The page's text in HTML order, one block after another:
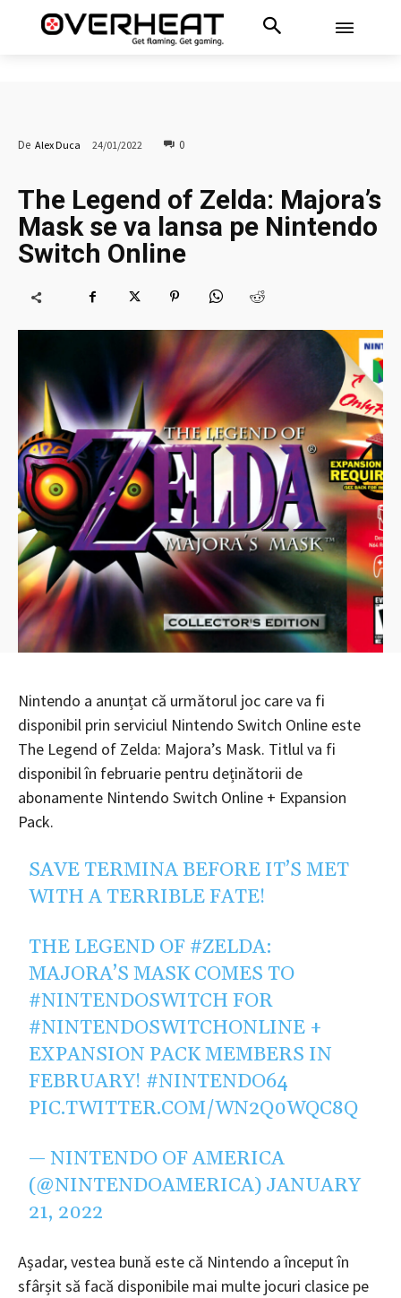
De Alex Duca 24/01/2022 0
The Legend of Zelda: Majora’s
Mask se va lansa pe Nintendo
Switch Online
Nintendo a anunțat că următorul joc care va fi
disponibil prin serviciul Nintendo Switch Online este
The Legend of Zelda: Majora’s Mask. Titlul va fi
disponibil în februarie pentru deținătorii de
abonamente Nintendo Switch Online + Expansion
Pack.
SAVE TERMINA BEFORE IT’S MET
WITH A TERRIBLE FATE!
THE LEGEND OF #ZELDA:
MAJORA’S MASK COMES TO
#NINTENDOSWITCH FOR
#NINTENDOSWITCHONLINE +
EXPANSION PACK MEMBERS IN
FEBRUARY! #NINTENDO64
PIC.TWITTER.COM/WN2Q0WQC8Q
— NINTENDO OF AMERICA
(@NINTENDOAMERICA) JANUARY
21, 2022
Așadar, vestea bună este că Nintendo a început în
sfârșit să facă disponibile mai multe jocuri clasice pe